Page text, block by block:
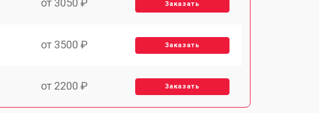
от 3050 ₽ Заказать
от 3500 ₽ Заказать
от 2200 ₽ Заказать